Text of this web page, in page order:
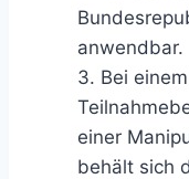
anwendbar.
3. Bei
einer
behält sich